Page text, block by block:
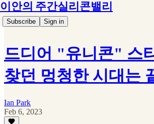
이안의 주간실리콘밸리
Subscribe Sign in
드디어 "유니콘" 스
찾던 멍청한 시대는
Ian Park
Feb 6, 2023